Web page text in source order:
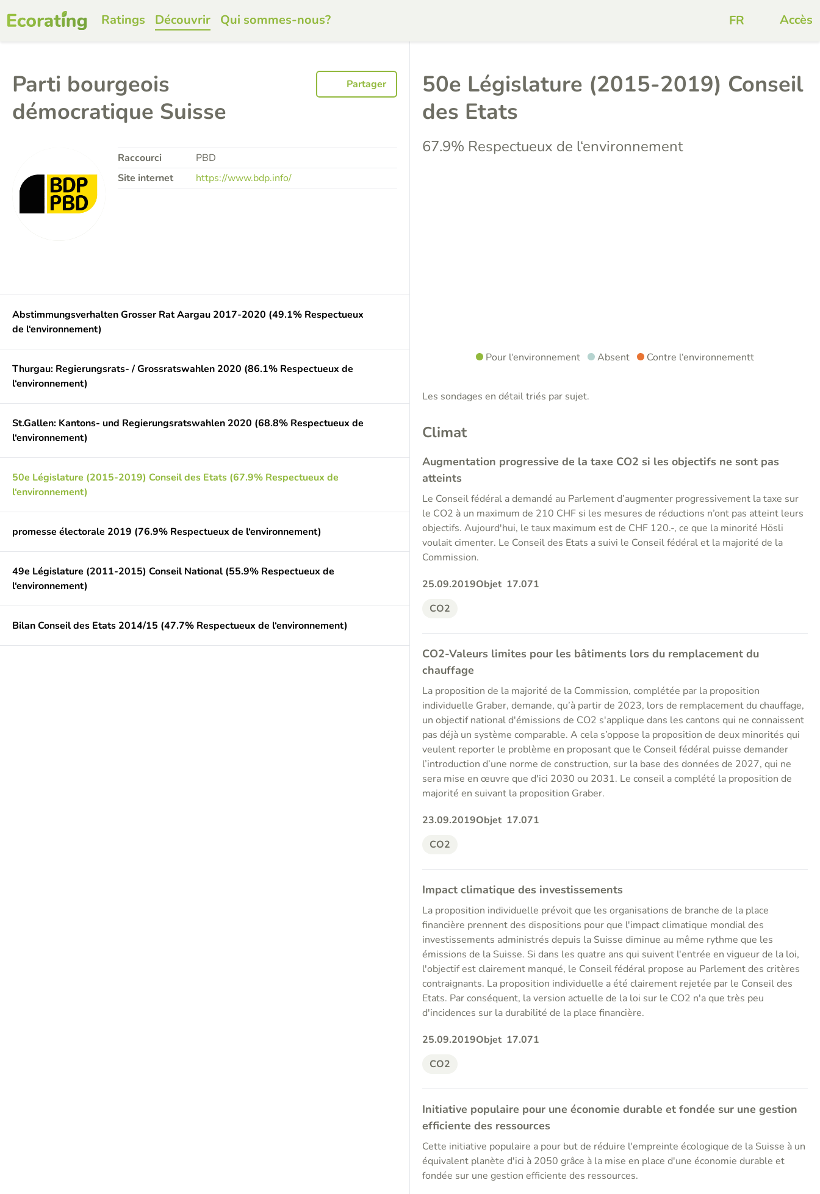
Ratings Découvrir Qui sommes-nous? Accès
Parti bourgeois
démocratique Suisse
Partager
Raccourci
PBD
Site internet
https://www.bdp.info/
Abstimmungsverhalten Grosser Rat Aargau 2017-2020 (49.1% Respectueux
de l‘environnement)
Thurgau: Regierungsrats- / Grossratswahlen 2020 (86.1% Respectueux de
l‘environnement)
St.Gallen: Kantons- und Regierungsratswahlen 2020 (68.8% Respectueux de
l‘environnement)
50e Législature (2015-2019) Conseil des Etats (67.9% Respectueux de
l‘environnement)
promesse électorale 2019 (76.9% Respectueux de l‘environnement)
49e Législature (2011-2015) Conseil National (55.9% Respectueux de
l‘environnement)
Bilan Conseil des Etats 2014/15 (47.7% Respectueux de l‘environnement)
50e Législature (2015-2019) Conseil
des Etats
67.9% Respectueux de l‘environnement
Pour l‘environnement Absent Contre l‘environnementt
Les sondages en détail triés par sujet.
Climat
Augmentation progressive de la taxe CO2 si les objectifs ne sont pas
atteints
Le Conseil fédéral a demandé au Parlement d’augmenter progressivement la taxe sur
le CO2 à un maximum de 210 CHF si les mesures de réductions n’ont pas atteint leurs
objectifs. Aujourd'hui, le taux maximum est de CHF 120.-, ce que la minorité Hösli
voulait cimenter. Le Conseil des Etats a suivi le Conseil fédéral et la majorité de la
Commission.
25.09.2019Objet 17.071
CO2
CO2-Valeurs limites pour les bâtiments lors du remplacement du
chauffage
La proposition de la majorité de la Commission, complétée par la proposition
individuelle Graber, demande, qu’à partir de 2023, lors de remplacement du chauffage,
un objectif national d'émissions de CO2 s'applique dans les cantons qui ne connaissent
pas déjà un système comparable. A cela s’oppose la proposition de deux minorités qui
veulent reporter le problème en proposant que le Conseil fédéral puisse demander
l’introduction d’une norme de construction, sur la base des données de 2027, qui ne
sera mise en œuvre que d'ici 2030 ou 2031. Le conseil a complété la proposition de
majorité en suivant la proposition Graber.
23.09.2019Objet 17.071
CO2
Impact climatique des investissements
La proposition individuelle prévoit que les organisations de branche de la place
financière prennent des dispositions pour que l'impact climatique mondial des
investissements administrés depuis la Suisse diminue au même rythme que les
émissions de la Suisse. Si dans les quatre ans qui suivent l'entrée en vigueur de la loi,
l'objectif est clairement manqué, le Conseil fédéral propose au Parlement des critères
contraignants. La proposition individuelle a été clairement rejetée par le Conseil des
Etats. Par conséquent, la version actuelle de la loi sur le CO2 n'a que très peu
d'incidences sur la durabilité de la place financière.
25.09.2019Objet 17.071
CO2
Initiative populaire pour une économie durable et fondée sur une gestion
efficiente des ressources
Cette initiative populaire a pour but de réduire l'empreinte écologique de la Suisse à un
équivalent planète d'ici à 2050 grâce à la mise en place d'une économie durable et
fondée sur une gestion efficiente des ressources.